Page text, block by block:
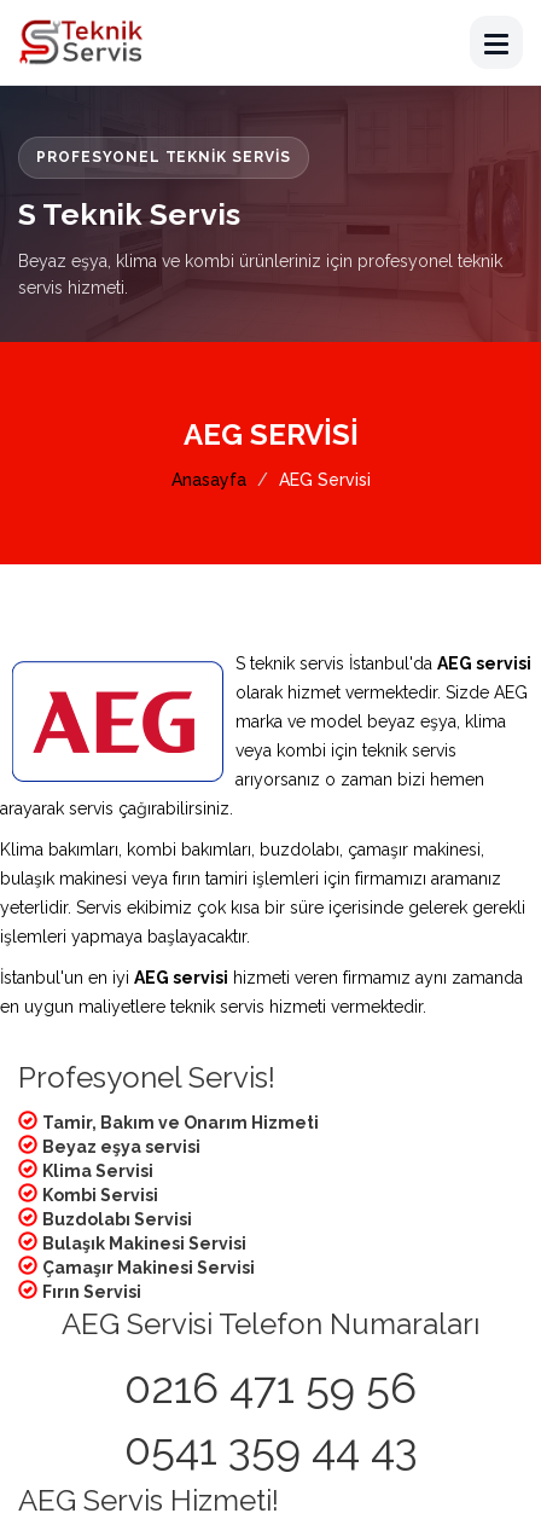
PROFESYONEL TEKNIK SERVIS
S Teknik Servis
Beyaz eşya, klima ve kombi ürünleriniz için profesyonel teknik
servis hizmeti.
AEG SERVISI
Anasayfa AEG Servisi
S teknik servis İstanbul'da AEG servisi
olarak hizmet vermektedir. Sizde AEG
marka ve model beyaz eşya, klima
veya kombi için teknik servis
arıyorsanız o zaman bizi hemen
arayarak servis çağırabilirsiniz.
Klima bakımları, kombi bakımları, buzdolabı, çamaşır makinesi,
bulaşık makinesi veya fırın tamiri işlemleri için firmamızı aramanız
yeterlidir. Servis ekibimiz çok kısa bir süre içerisinde gelerek gerekli
işlemleri yapmaya başlayacaktır.
İstanbul'un en iyi AEG servisi hizmeti veren firmamız aynı zamanda
en uygun maliyetlere teknik servis hizmeti vermektedir.
Profesyonel Servis!
Tamir, Bakım ve Onarım Hizmeti
Beyaz eşya servisi
Klima Servisi
Kombi Servisi
Buzdolabı Servisi
Bulaşık Makinesi Servisi
Çamaşır Makinesi Servisi
Fırın Servisi
AEG Servisi Telefon Numaraları
0216 471 59 56
0541 359 44 43
AEG Servis Hizmeti!